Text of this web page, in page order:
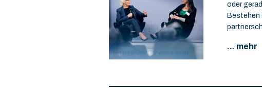
oder
Bestehen
... mehr